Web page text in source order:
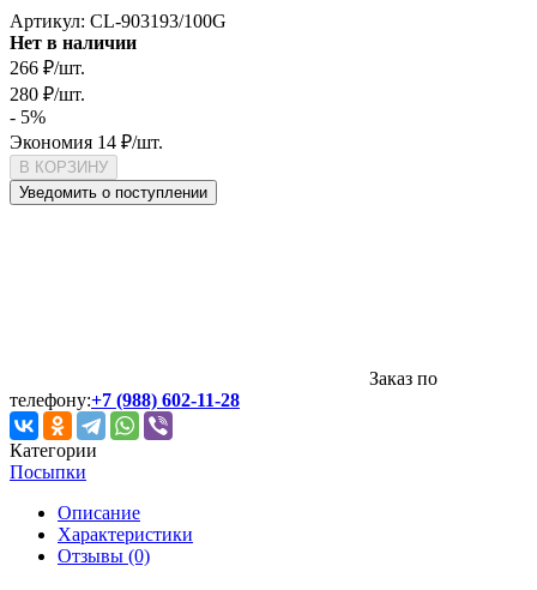
Артикул: CL-903193/100G
Нет в наличии
266 ₽/шт.
280 ₽/шт.
- 5%
Экономия 14 ₽/шт.
В КОРЗИНУ
Уведомить о поступлении
Заказ по
телефону:+7 (988) 602-11-28
Категории
Посыпки
Описание
Характеристики
Отзывы (0)